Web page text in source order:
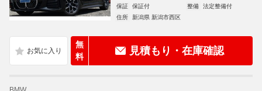
保証
保証付 整備
法定整備付
住所
新潟県 新潟市西区
無
料
見積もり・在庫確認